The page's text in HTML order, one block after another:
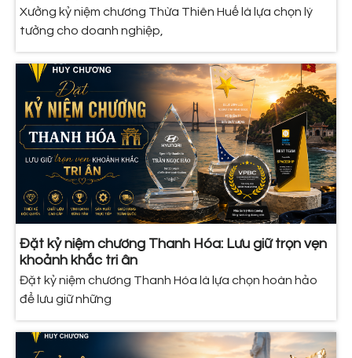
Xưởng kỷ niệm chương Thừa Thiên Huế là lựa chọn lý
tưởng cho doanh nghiệp,
Đặt kỷ niệm chương Thanh Hóa: Lưu giữ trọn vẹn
khoảnh khắc tri ân
Đặt kỷ niệm chương Thanh Hóa là lựa chọn hoàn hảo
để lưu giữ những